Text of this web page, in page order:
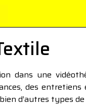
dans une
des
d’autres types